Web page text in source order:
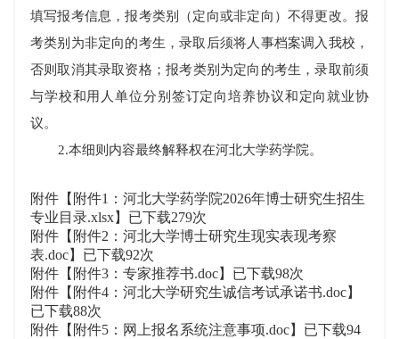
填写报考信息，报考类别（定向或非定向）不得更改。报
考类别为非定向的考生，录取后须将人事档案调入我校，
否则取消其录取资格；报考类别为定向的考生，录取前须
与学校和用人单位分别签订定向培养协议和定向就业协
议。
2.本细则内容最终解释权在河北大学药学院。
附件【 附件1：河北大学药学院2026年博士研究生招生
专业目录.xlsx】已下载279次
附件【 附件2：河北大学博士研究生现实表现考察
表.doc】已下载92次
附件【 附件3：专家推荐书.doc】已下载98次
附件【 附件4：河北大学研究生诚信考试承诺书.doc】
已下载88次
附件【 附件5：网上报名系统注意事项.doc】已下载94